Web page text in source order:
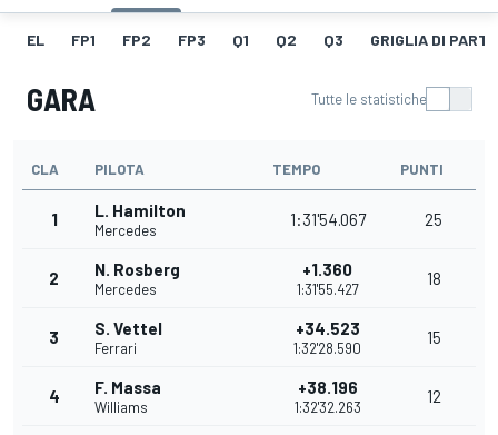
EL FP1 FP2 FP3 Q1 Q2 Q3 GRIGLIA DI
GARA Tutte le statistiche
CLA PILOTA TEMPO PUNTI
1 L. Hamilton
Mercedes
1:31'54.067 25
2 N. Rosberg
Mercedes
+1.360
1:31'55.427
18
3 S. Vettel
Ferrari
+34.523
1:32'28.590
15
4 F. Massa
Williams
+38.196
1:32'32.263
12